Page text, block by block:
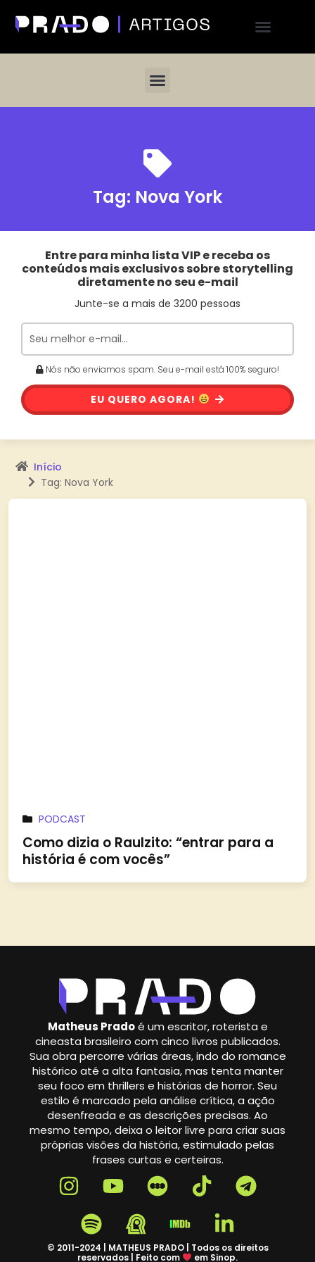
Tag: Nova York
Entre para minha lista VIP e receba os
conteúdos mais exclusivos sobre storytelling
diretamente no seu e-mail
Junte-se a mais de 3200 pessoas
Nós não enviamos spam. Seu e-mail está 100% seguro!
EU QUERO AGORA!
Início
Tag: Nova York
PODCAST
Como dizia o Raulzito: “entrar para a
história é com vocês”
Matheus Pradoé um escritor, roterista e
cineasta brasileiro com cinco livros publicados.
Sua obra percorre várias áreas, indo do romance
histórico até a alta fantasia, mas tenta manter
seu foco em thrillers e histórias de horror. Seu
estilo é marcado pela análise crítica, a ação
desenfreada e as descrições precisas. Ao
mesmo tempo, deixa o leitor livre para criar suas
próprias visões da história, estimulado pelas
frases curtas e certeiras.
© 2011-2024 | MATHEUS PRADO | Todos os direitos
reservados | Feito com
em Sinop.